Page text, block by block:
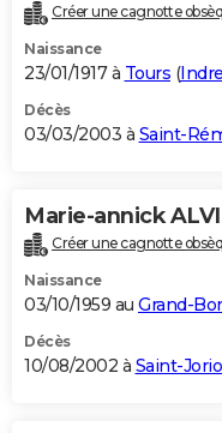
Créer une cagnotte
Naissance
23/01/1917 à Tours (
Décès
03/03/2003 à Saint-
Marie-annick
Créer une cagnotte
Naissance
03/10/1959 au Grand-
Décès
10/08/2002 à Saint-